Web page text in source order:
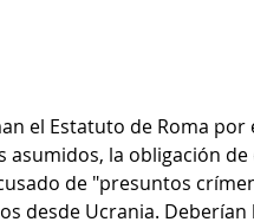
el Estatuto de Roma
asumidos, la obligación
de "presuntos
desde Ucrania.